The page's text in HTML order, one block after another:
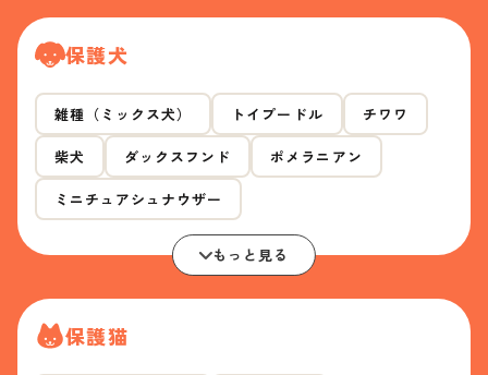
保護犬
雑種（ミックス犬） トイプードル チワワ
柴犬 ダックスフンド ポメラニアン
ミニチュアシュナウザー
もっと見る
保護猫